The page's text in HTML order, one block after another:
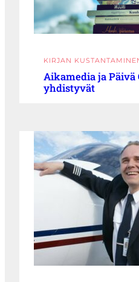
KIRJAN
Aikamedia ja Päivä
yhdistyvät